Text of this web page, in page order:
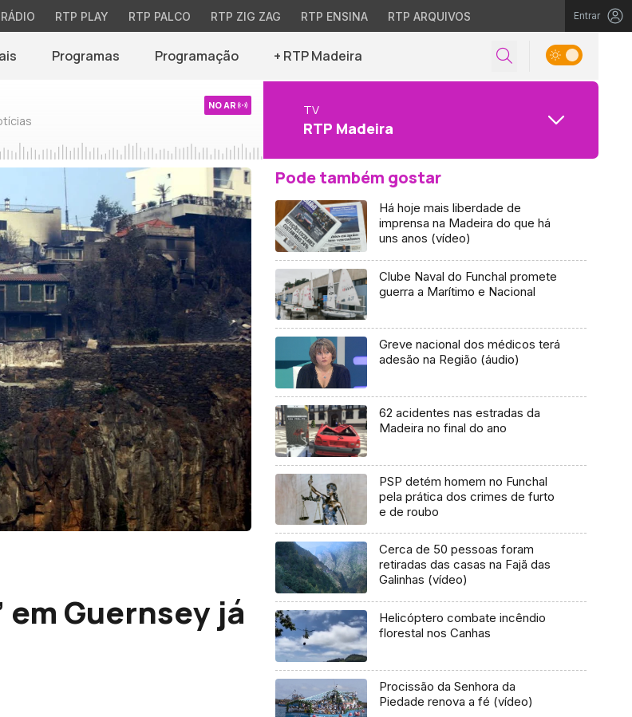
RÁDIO RTP PLAY RTP PALCO RTP ZIG ZAG RTP ENSINA RTP ARQUIVOS Entrar
Programas Programação + RTP Madeira
NO AR TV
RTP Madeira
em Guernsey já
Pode também gostar
Há hoje mais liberdade de
imprensa na Madeira do que há
uns anos (vídeo)
Clube Naval do Funchal promete
guerra a Marítimo e Nacional
Greve nacional dos médicos terá
adesão na Região (áudio)
62 acidentes nas estradas da
Madeira no final do ano
PSP detém homem no Funchal
pela prática dos crimes de furto
e de roubo
Cerca de 50 pessoas foram
retiradas das casas na Fajã das
Galinhas (vídeo)
Helicóptero combate incêndio
florestal nos Canhas
Procissão da Senhora da
Piedade renova a fé (vídeo)